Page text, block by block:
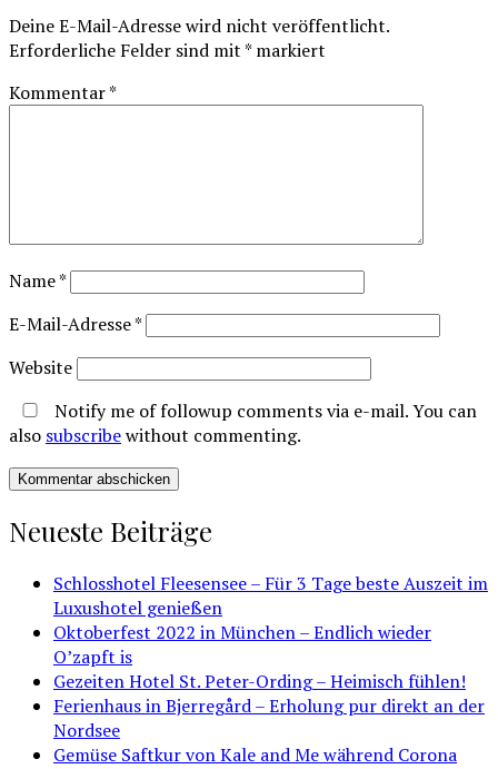
Deine E-Mail-Adresse wird nicht veröffentlicht.
Erforderliche Felder sind mit* markiert
Kommentar*
Name*
E-Mail-Adresse*
Website
Notify me of followup comments via e-mail. You can
also subscribewithout commenting.
Neueste Beiträge
Schlosshotel Fleesensee – Für 3 Tage beste Auszeit im
Luxushotel genießen
Oktoberfest 2022 in München – Endlich wieder
O’zapft is
Gezeiten Hotel St. Peter-Ording – Heimisch fühlen!
Ferienhaus in Bjerregård – Erholung pur direkt an der
Nordsee
Gemüse Saftkur von Kale and Me während Corona